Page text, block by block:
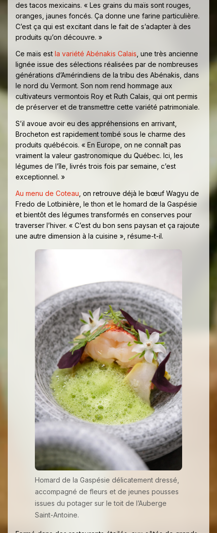
des tacos mexicains. « Les grains du maïs sont rouges,
oranges, jaunes foncés. Ça donne une farine particulière.
C’est ça qui est excitant dans le fait de s’adapter à des
produits qu’on découvre. »
Ce maïs est la variété Abénakis Calais , une très ancienne
lignée issue des sélections réalisées par de nombreuses
générations d’Amérindiens de la tribu des Abénakis, dans
le nord du Vermont. Son nom rend hommage aux
cultivateurs vermontois Roy et Ruth Calais, qui ont permis
de préserver et de transmettre cette variété patrimoniale.
S’il avoue avoir eu des appréhensions en arrivant,
Brocheton est rapidement tombé sous le charme des
produits québécois. « En Europe, on ne connaît pas
vraiment la valeur gastronomique du Québec. Ici, les
légumes de l’île, livrés trois fois par semaine, c’est
exceptionnel. »
Au menu de Coteau , on retrouve déjà le bœuf Wagyu de
Fredo de Lotbinière, le thon et le homard de la Gaspésie
et bientôt des légumes transformés en conserves pour
traverser l’hiver. « C’est du bon sens paysan et ça rajoute
une autre dimension à la cuisine », résume-t-il.
Homard de la Gaspésie délicatement dressé,
accompagné de fleurs et de jeunes pousses
issues du potager sur le toit de l’Auberge
Saint-Antoine.